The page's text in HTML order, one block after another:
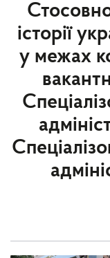
історії
у межах